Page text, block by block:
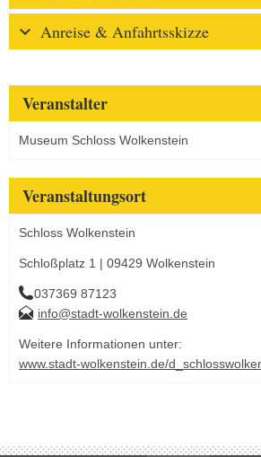
Anreise & Anfahrtsskizze
Veranstalter
Museum Schloss Wolkenstein
Veranstaltungsort
Schloss Wolkenstein
Schloßplatz 1 | 09429 Wolkenstein
037369 87123
info@stadt-wolkenstein.de
Weitere Informationen unter:
www.stadt-wolkenstein.de/